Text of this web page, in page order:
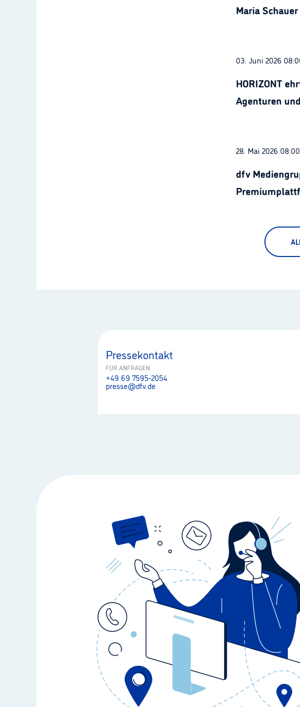
Maria
03. Juni 2026
HORIZONT
Agenturen
28. Mai 2026 08:00
dfv
Pressekontakt
FÜR ANFRAGEN
+49 69 7595-2054
presse@dfv.de